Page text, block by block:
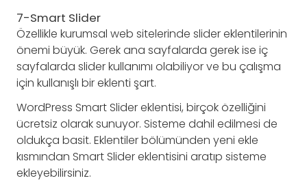
7-Smart Slider
Özellikle kurumsal web sitelerinde slider eklentilerinin
önemi büyük. Gerek ana sayfalarda gerek ise iç
sayfalarda slider kullanımı olabiliyor ve bu çalışma
için kullanışlı bir eklenti şart.
WordPress Smart Slider eklentisi, birçok özelliğini
ücretsiz olarak sunuyor. Sisteme dahil edilmesi de
oldukça basit. Eklentiler bölümünden yeni ekle
kısmından Smart Slider eklentisini aratıp sisteme
ekleyebilirsiniz.